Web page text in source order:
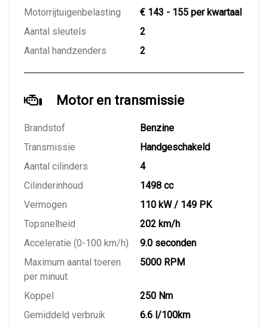
Motorrijtuigenbelasting
€ 143 - 155 per kwartaal
Aantal sleutels
2
Aantal handzenders
2
Motor en transmissie
Brandstof
Benzine
Transmissie
Handgeschakeld
Aantal cilinders
4
Cilinderinhoud
1498 cc
Vermogen
110 kW / 149 PK
Topsnelheid
202 km/h
Acceleratie (0-100 km/h)
9.0 seconden
Maximum aantal toeren
per minuut
5000 RPM
Koppel
250 Nm
Gemiddeld verbruik
6.6 l/100km